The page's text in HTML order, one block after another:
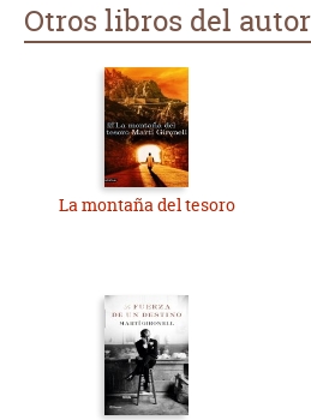
Otros libros del autor
La montaña del tesoro